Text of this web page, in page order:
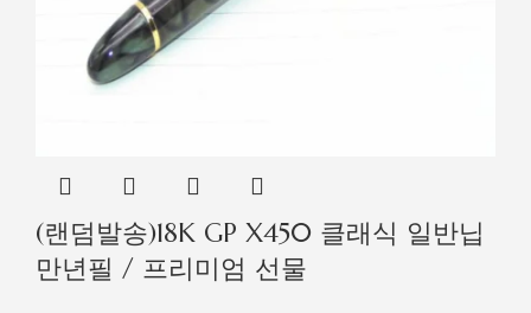
(랜덤발송)18K GP X450 클래식 일반닙
만년필 / 프리미엄 선물